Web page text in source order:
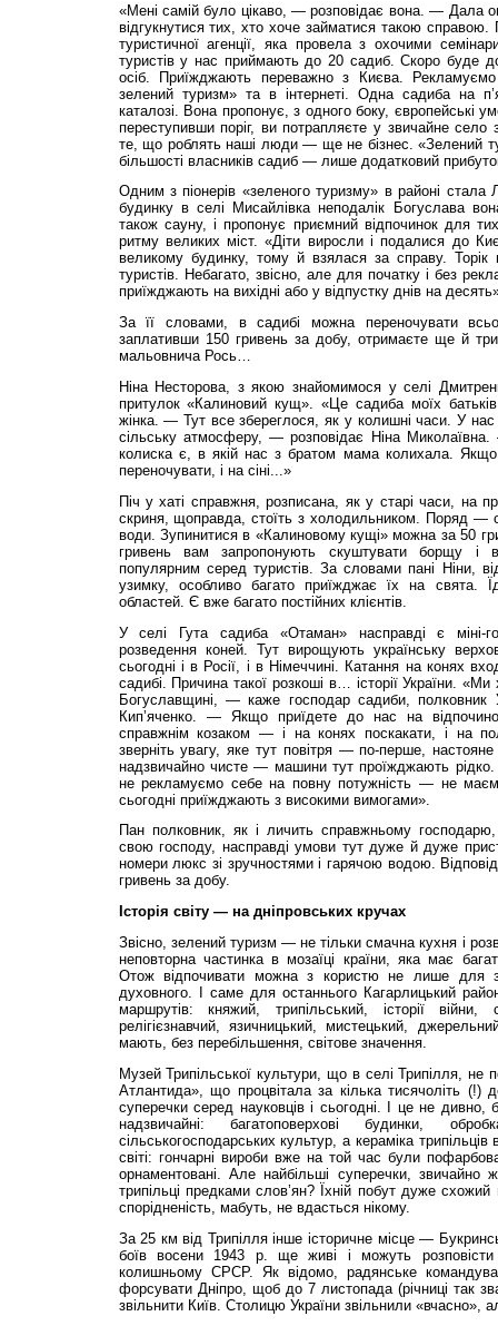
«Мені самій було цікаво, — розповідає вона. — Дала
відгукнутися тих, хто хоче займатися такою справою.
туристичної агенції, яка провела з охочими
туристів у нас приймають до 20 садиб. Скоро буде
осіб. Приїжджають переважно з Києва.
зелений туризм» та в інтернеті. Одна садиба на
каталозі. Вона пропонує, з одного боку, європейські
переступивши поріг, ви потрапляєте у звичайне
те, що роблять наші люди — ще не бізнес. «Зелений
більшості власників садиб — лише додатковий
Одним з піонерів «зеленого туризму» в районі
будинку в селі Мисайлівка неподалік Богуслава
також сауну, і пропонує приємний відпочинок для
ритму великих міст. «Діти виросли і подалися до
великому будинку, тому й взялася за справу. Торік
туристів. Небагато, звісно, але для початку і без
приїжджають на вихідні або у відпустку днів на
За її словами, в садибі можна переночувати
заплативши 150 гривень за добу, отримаєте ще й
мальовнича Рось…
Ніна Несторова, з якою знайомимося у селі
притулок «Калиновий кущ». «Це садиба моїх
жінка. — Тут все збереглося, як у колишні часи. У
сільську атмосферу, — розповідає Ніна
колиска є, в якій нас з братом мама колихала.
переночувати, і на сіні...»
Піч у хаті справжня, розписана, як у старі часи, на
скриня, щоправда, стоїть з холодильником. Поряд —
води. Зупинитися в «Калиновому кущі» можна за 50
гривень вам запропонують скуштувати борщу і
популярним серед туристів. За словами пані Ніни,
узимку, особливо багато приїжджає їх на свята.
областей. Є вже багато постійних клієнтів.
У селі Гута садиба «Отаман» насправді є міні-
розведення коней. Тут вирощують українську
сьогодні і в Росії, і в Німеччині. Катання на конях
садибі. Причина такої розкоші в… історії України.
Богуславщині, — каже господар садиби, полковник
Кип’яченко. — Якщо приїдете до нас на
справжнім козаком — і на конях поскакати, і на
зверніть увагу, яке тут повітря — по-перше,
надзвичайно чисте — машини тут проїжджають рідко.
не рекламуємо себе на повну потужність — не
сьогодні приїжджають з високими вимогами».
Пан полковник, як і личить справжньому
свою господу, насправді умови тут дуже й дуже
номери люкс зі зручностями і гарячою водою.
гривень за добу.
Історія світу — на дніпровських кручах
Звісно, зелений туризм — не тільки смачна кухня і
неповторна частинка в мозаїці країни, яка має
Отож відпочивати можна з користю не лише для
духовного. І саме для останнього Кагарлицький
маршрутів: княжий, трипільський, історії війни,
релігієзнавчий, язичницький, мистецький,
мають, без перебільшення, світове значення.
Музей Трипільської культури, що в селі Трипілля, не
Атлантида», що процвітала за кілька тисячоліть (!)
суперечки серед науковців і сьогодні. І це не дивно,
надзвичайні: багатоповерхові будинки,
сільськогосподарських культур, а кераміка
світі: гончарні вироби вже на той час були
орнаментовані. Але найбільші суперечки,
трипільці предками слов’ян? Їхній побут дуже
спорідненість, мабуть, не вдасться нікому.
За 25 км від Трипілля інше історичне місце —
боїв восени 1943 р. ще живі і можуть
колишньому СРСР. Як відомо, радянське
форсувати Дніпро, щоб до 7 листопада (річниці так
звільнити Київ. Столицю України звільнили «вчасно»,